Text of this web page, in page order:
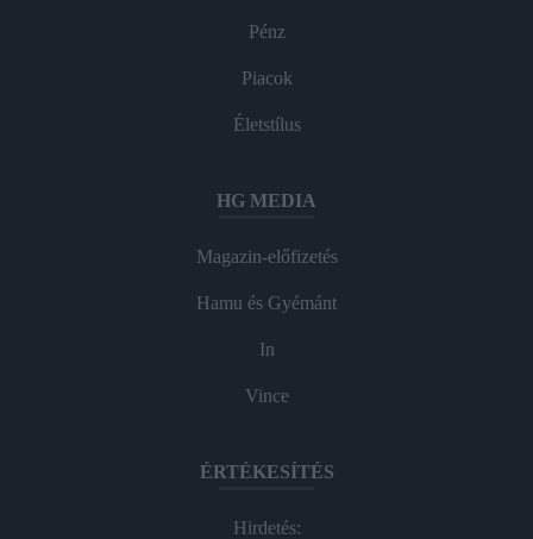
Pénz
Piacok
Életstílus
HG MEDIA
Magazin-előfizetés
Hamu és Gyémánt
In
Vince
ÉRTÉKESÍTÉS
Hirdetés: